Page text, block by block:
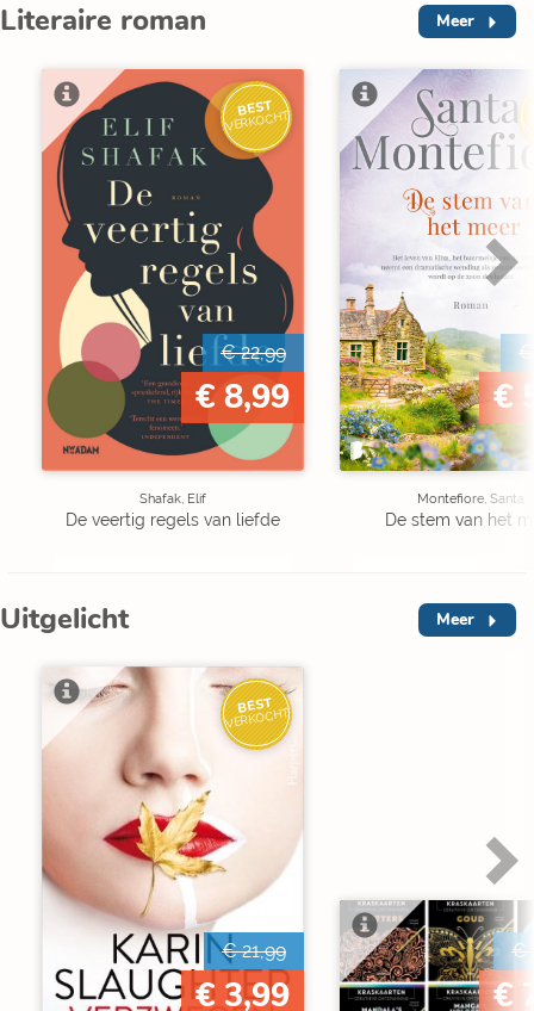
Literaire roman Meer
BEST
VERKOCHT
€ 22,99
€ 8,99
Shafak, Elif
De veertig regels van liefde
€
€
Montefiore, Santa
De stem van het
Uitgelicht Meer
BEST
VERKOCHT
€ 21,99
€ 3,99
€
€